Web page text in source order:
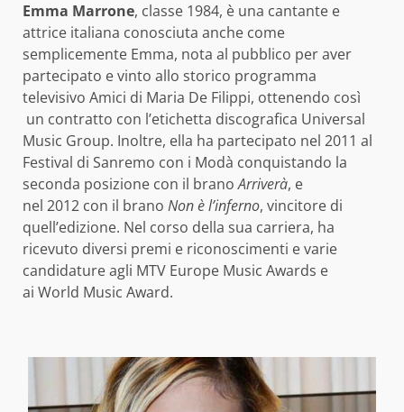
Emma Marrone, classe 1984, è una cantante e
attrice italiana conosciuta anche come
semplicemente Emma, nota al pubblico per aver
partecipato e vinto allo storico programma
televisivo Amici di Maria De Filippi, ottenendo così
un contratto con l’etichetta discografica Universal
Music Group. Inoltre, ella ha partecipato nel 2011 al
Festival di Sanremo con i Modà conquistando la
seconda posizione con il branoArriverà, e
nel 2012 con il brano Non è l’inferno, vincitore di
quell’edizione. Nel corso della sua carriera, ha
ricevuto diversi premi e riconoscimenti e varie
candidature agli MTV Europe Music Awards e
ai World Music Award.